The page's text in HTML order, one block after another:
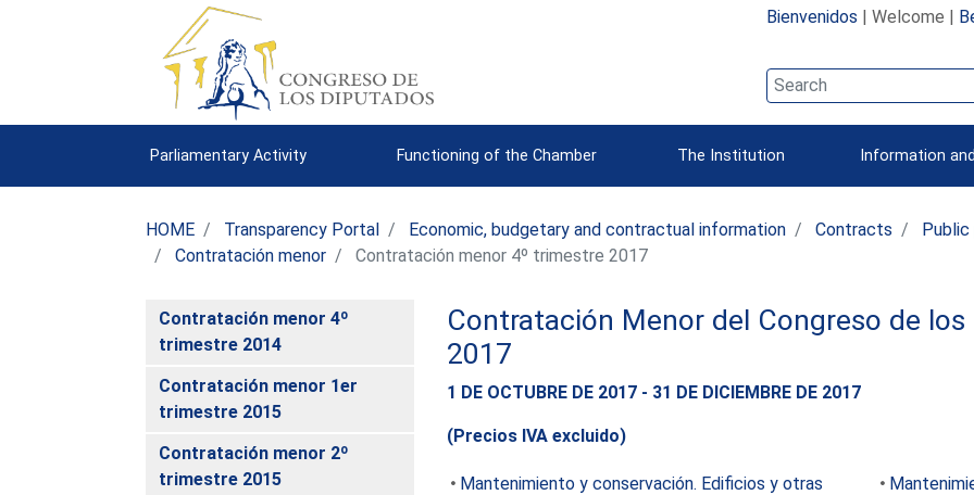
Bienvenidos | Welcome |
Parliamentary Activity Functioning of the Chamber The Institution Information
HOME Transparency Portal Economic, budgetary and contractual information Contracts
Contratación menor
Contratación menor 4º trimestre 2017
Contratación menor 4º
trimestre 2014
Contratación menor 1er
trimestre 2015
Contratación menor 2º
trimestre 2015
Contratación Menor del Congreso de
2017
1 DE OCTUBRE DE 2017 - 31 DE DICIEMBRE DE 2017
(Precios IVA excluido)
Mantenimiento y conservación. Edificios y otras